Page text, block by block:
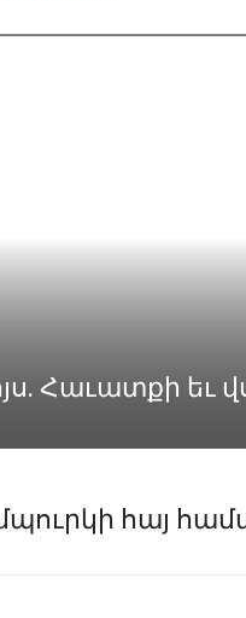
Հաւատքի եւ
հայ